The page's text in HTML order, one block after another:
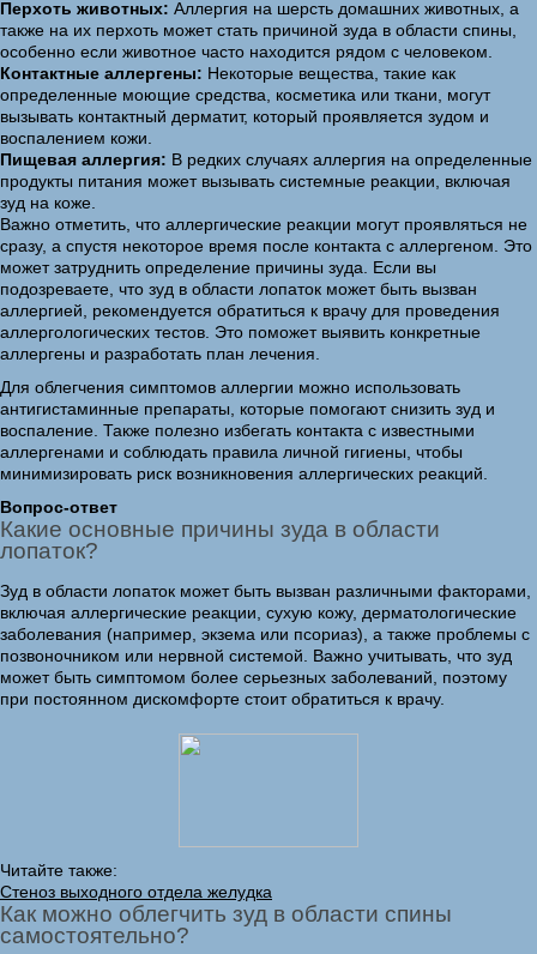
Перхоть животных: Аллергия на шерсть домашних животных, а
также на их перхоть может стать причиной зуда в области спины,
особенно если животное часто находится рядом с человеком.
Контактные аллергены: Некоторые вещества, такие как
определенные моющие средства, косметика или ткани, могут
вызывать контактный дерматит, который проявляется зудом и
воспалением кожи.
Пищевая аллергия: В редких случаях аллергия на определенные
продукты питания может вызывать системные реакции, включая
зуд на коже.
Важно отметить, что аллергические реакции могут проявляться не
сразу, а спустя некоторое время после контакта с аллергеном. Это
может затруднить определение причины зуда. Если вы
подозреваете, что зуд в области лопаток может быть вызван
аллергией, рекомендуется обратиться к врачу для проведения
аллергологических тестов. Это поможет выявить конкретные
аллергены и разработать план лечения.
Для облегчения симптомов аллергии можно использовать
антигистаминные препараты, которые помогают снизить зуд и
воспаление. Также полезно избегать контакта с известными
аллергенами и соблюдать правила личной гигиены, чтобы
минимизировать риск возникновения аллергических реакций.
Вопрос-ответ
Какие основные причины зуда в области
лопаток?
Зуд в области лопаток может быть вызван различными факторами,
включая аллергические реакции, сухую кожу, дерматологические
заболевания (например, экзема или псориаз), а также проблемы с
позвоночником или нервной системой. Важно учитывать, что зуд
может быть симптомом более серьезных заболеваний, поэтому
при постоянном дискомфорте стоит обратиться к врачу.
Читайте также:
Стеноз выходного отдела желудка
Как можно облегчить зуд в области спины
самостоятельно?